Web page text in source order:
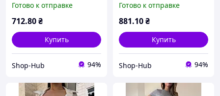
комплект для прогулок
барби 42-46 арт. 457891
Готово к отправке
712.80₴
Купить
Shop-Hub 94%
комплект для прогулок
графит S-L арт. 719385
Готово к отправке
881.10₴
Купить
Shop-Hub 94%